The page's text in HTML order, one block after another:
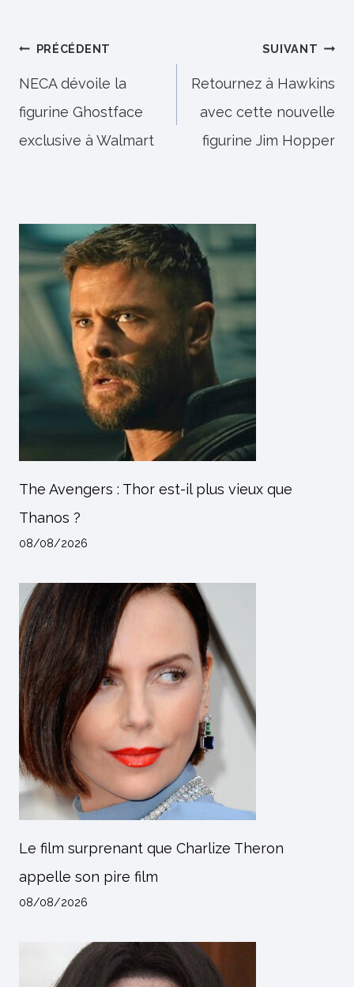
Navigation
de
l’article
PRÉCÉDENT
NECA dévoile la
figurine Ghostface
exclusive à Walmart
SUIVANT
Retournez à Hawkins
avec cette nouvelle
figurine Jim Hopper
The Avengers : Thor est-il plus vieux que
Thanos ?
08/08/2026
Le film surprenant que Charlize Theron
appelle son pire film
08/08/2026